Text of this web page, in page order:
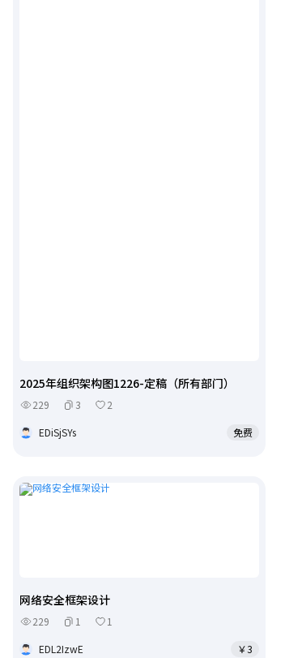
2025年组织架构图1226-定稿（所有部门）
229 3
2
EDiSjSYs
免费
网络安全框架设计
229 1
1
EDL2IzwE
￥3